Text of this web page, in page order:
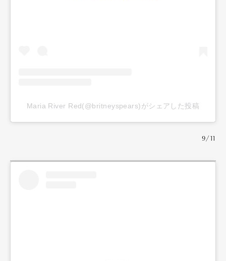
Maria River Red(@britneyspears)がシェアした投稿
9/11